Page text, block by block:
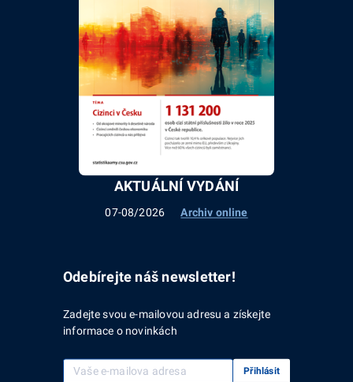
AKTUÁLNÍ VYDÁNÍ
07-08/2026 Archiv online
Odebírejte náš newsletter!
Zadejte svou e-mailovou adresu a získejte
informace o novinkách
Vaše e-mailová adresa Přihlásit